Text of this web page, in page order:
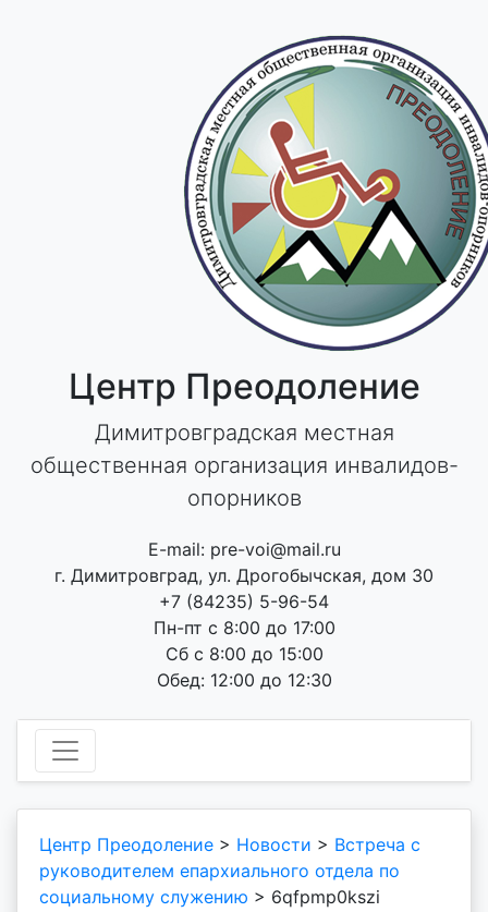
Центр Преодоление
Димитровградская местная
общественная организация инвалидов-
опорников
E-mail: pre-voi@mail.ru
г. Димитровград, ул. Дрогобычская, дом 30
+7 (84235) 5-96-54
Пн-пт с 8:00 до 17:00
Сб с 8:00 до 15:00
Обед: 12:00 до 12:30
Центр Преодоление > Новости > Встреча с
руководителем епархиального отдела по
социальному служению > 6qfpmp0kszi